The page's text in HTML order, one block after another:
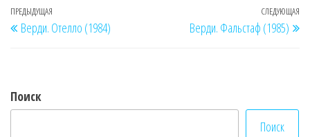
Навигация
по
Предыдущая
запись
ПРЕДЫДУЩАЯ
Верди. Отелло (1984)
СЛЕДУЮЩАЯ
Верди. Фальстаф (1985)
Поиск
Поиск